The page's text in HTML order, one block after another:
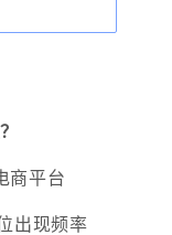
商平台
出现频率